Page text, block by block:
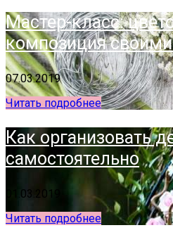
Мастер-класс:
композиция
07.03.2019
Читать подробнее
Как организовать
самостоятельно
01.03.2019
Читать подробнее